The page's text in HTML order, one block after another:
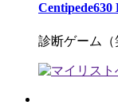
Centipede630
診断ゲーム（